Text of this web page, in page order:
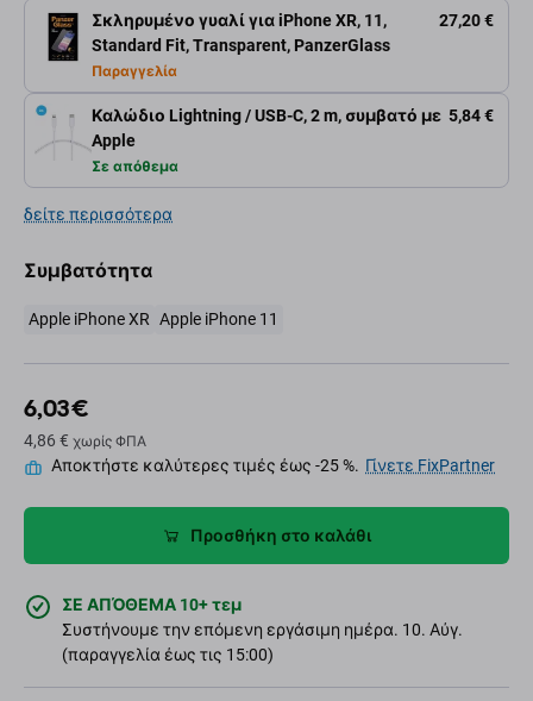
Σκληρυμένο γυαλί για iPhone XR, 11,
Standard Fit, Transparent, PanzerGlass
27,20 €
Παραγγελία
Καλώδιο Lightning / USB-C, 2 m, συμβατό με
Apple
5,84 €
Σε απόθεμα
δείτε περισσότερα
Συμβατότητα
Apple iPhone XR Apple iPhone 11
6,03 €
4,86 € χωρίς ΦΠΑ
Αποκτήστε καλύτερες τιμές έως -25 %. Γίνετε FixPartner
Προσθήκη στο καλάθι
ΣΕ ΑΠΌΘΕΜΑ 10+ τεμ
Συστήνουμε την επόμενη εργάσιμη ημέρα. 10. Αύγ.
(παραγγελία έως τις 15:00)